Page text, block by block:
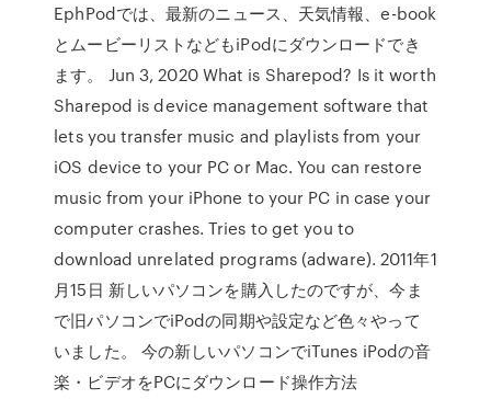
EphPodでは、最新のニュース、天気情報、e-book
とムービーリストなどもiPodにダウンロードでき
ます。 Jun 3, 2020 What is Sharepod? Is it worth
Sharepod is device management software that
lets you transfer music and playlists from your
iOS device to your PC or Mac. You can restore
music from your iPhone to your PC in case your
computer crashes. Tries to get you to
download unrelated programs (adware). 2011年1
月15日 新しいパソコンを購入したのですが、今ま
で旧パソコンでiPodの同期や設定など色々やって
いました。 今の新しいパソコンでiTunes iPodの音
楽・ビデオをPCにダウンロード操作方法